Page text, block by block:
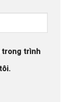
trong trình